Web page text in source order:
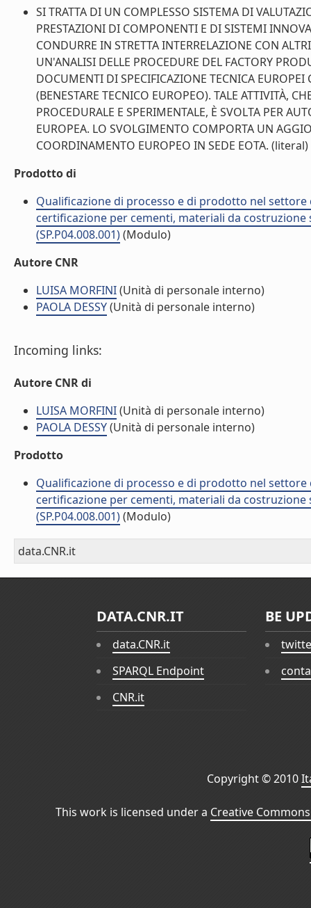
SI TRATTA DI UN COMPLESSO SISTEMA DI
PRESTAZIONI DI COMPONENTI E DI SISTEMI
CONDURRE IN STRETTA INTERRELAZIONE CON
UN'ANALISI DELLE PROCEDURE DEL FACTORY
DOCUMENTI DI SPECIFICAZIONE TECNICA
(BENESTARE TECNICO EUROPEO). TALE ATTIVITÀ,
PROCEDURALE E SPERIMENTALE, È SVOLTA PER
EUROPEA. LO SVOLGIMENTO COMPORTA UN
COORDINAMENTO EUROPEO IN SEDE EOTA. (literal)
Prodotto di
Qualificazione di processo e di prodotto nel
certificazione per cementi, materiali da
(SP.P04.008.001)(Modulo)
Autore CNR
LUISA MORFINI(Unità di personale interno)
PAOLA DESSY(Unità di personale interno)
Incoming links:
Autore CNR di
LUISA MORFINI(Unità di personale interno)
PAOLA DESSY(Unità di personale interno)
Prodotto
Qualificazione di processo e di prodotto nel
certificazione per cementi, materiali da
(SP.P04.008.001)(Modulo)
data.CNR.it
DATA.CNR.IT
data.CNR.it
SPARQL Endpoint
CNR.it
BE
Copyright © 2010
This work is licensed under a Creative